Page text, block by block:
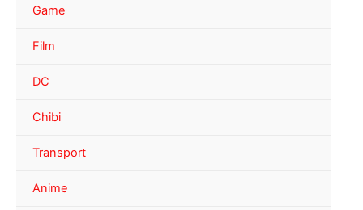
Game
Film
DC
Chibi
Transport
Anime